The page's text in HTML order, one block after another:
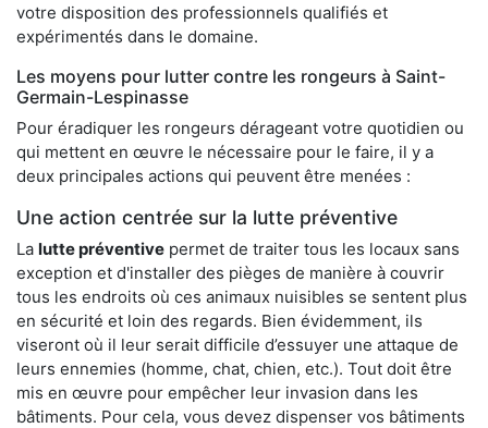
votre disposition des professionnels qualifiés et
expérimentés dans le domaine.
Les moyens pour lutter contre les rongeurs à Saint-
Germain-Lespinasse
Pour éradiquer les rongeurs dérageant votre quotidien ou
qui mettent en œuvre le nécessaire pour le faire, il y a
deux principales actions qui peuvent être menées :
Une action centrée sur la lutte préventive
La lutte préventive permet de traiter tous les locaux sans
exception et d'installer des pièges de manière à couvrir
tous les endroits où ces animaux nuisibles se sentent plus
en sécurité et loin des regards. Bien évidemment, ils
viseront où il leur serait difficile d’essuyer une attaque de
leurs ennemies (homme, chat, chien, etc.). Tout doit être
mis en œuvre pour empêcher leur invasion dans les
bâtiments. Pour cela, vous devez dispenser vos bâtiments